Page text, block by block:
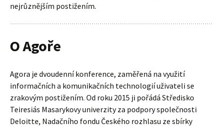
nejrůznějším postižením.
O Agoře
Agora je dvoudenní konference, zaměřená na využití
informačních a komunikačních technologií uživateli se
zrakovým postižením. Od roku 2015 ji pořádá Středisko
Teiresiás Masarykovy univerzity za podpory společnosti
Deloitte, Nadačního fondu Českého rozhlasu ze sbírky